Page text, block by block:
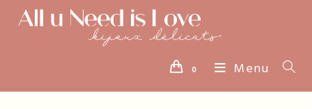
0 Menu